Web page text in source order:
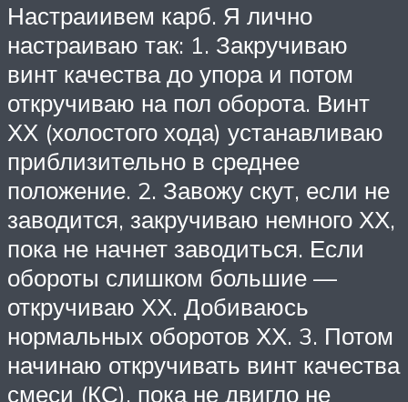
Настраиивем карб. Я лично
настраиваю так: 1. Закручиваю
винт качества до упора и потом
откручиваю на пол оборота. Винт
ХХ (холостого хода) устанавливаю
приблизительно в среднее
положение. 2. Завожу скут, если не
заводится, закручиваю немного ХХ,
пока не начнет заводиться. Если
обороты слишком большие —
откручиваю ХХ. Добиваюсь
нормальных оборотов ХХ. 3. Потом
начинаю откручивать винт качества
смеси (КС), пока не двигло не